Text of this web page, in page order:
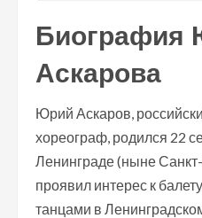
Биография
Аскарова
Юрий Аскаров,
хореограф, родился 22
Ленинграде (ныне
проявил интерес к
танцами в